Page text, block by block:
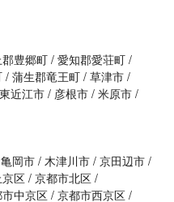
豊郷町 愛知郡愛荘町
蒲生郡竜王町 草津市
東近江市 彦根市 米原市
亀岡市 木津川市 京田辺市
区 京都市北区
中京区 京都市西京区